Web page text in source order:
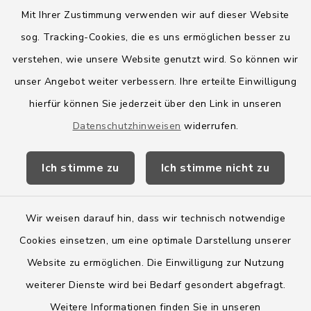
Mit Ihrer Zustimmung verwenden wir auf dieser Website
sog. Tracking-Cookies, die es uns ermöglichen besser zu
verstehen, wie unsere Website genutzt wird. So können wir
unser Angebot weiter verbessern. Ihre erteilte Einwilligung
hierfür können Sie jederzeit über den Link in unseren
Datenschutzhinweisen widerrufen.
Ich stimme zu Ich stimme nicht zu
Wir weisen darauf hin, dass wir technisch notwendige
Cookies einsetzen, um eine optimale Darstellung unserer
Website zu ermöglichen. Die Einwilligung zur Nutzung
weiterer Dienste wird bei Bedarf gesondert abgefragt.
Weitere Informationen finden Sie in unseren
Quicklinks
Amt Boostedt-Rickling
Amtsbroschüre
Wege-Zweckverband